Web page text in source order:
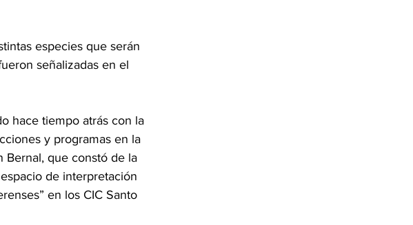
especies que serán
señalizadas en el
hace tiempo atrás con la
y programas en la
Bernal, que constó de la
de interpretación
en los CIC Santo